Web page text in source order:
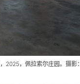
，2025，佩拉索尔庄园。摄影：